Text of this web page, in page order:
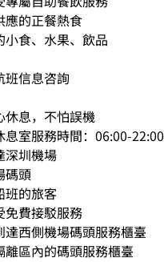
應的正餐熱食
小食、水果、飲品
班信息咨詢
休息，不怕誤機
室服務時間：06:00-22:00
深圳機場
碼頭
班的旅客
免費接駁服務
達西側機場碼頭服務櫃臺
離區內的碼頭服務櫃臺